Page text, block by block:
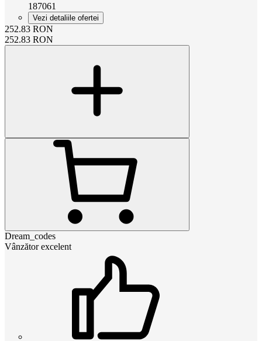
187061
Vezi detaliile ofertei
252.83 RON
252.83 RON
Dream_codes
Vânzător excelent